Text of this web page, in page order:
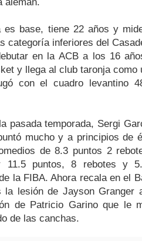
es base, tiene 22 años y
categoría inferiores del
en la ACB a los 16
y llega al club taronja
con el cuadro levantino
pasada temporada, Sergi
mucho y a principios de
de 8.3 puntos 2
11.5 puntos, 8 rebotes y
la FIBA. Ahora recala en el
la lesión de Jayson Granger
de Patricio Garino que le
de las canchas.